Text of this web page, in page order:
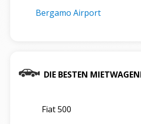
Bergamo Airport
DIE BESTEN
Fiat 500